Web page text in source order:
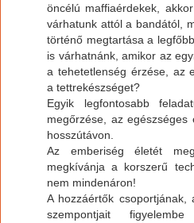
öncélú maffiaérdekek,
várhatunk attól a bandától,
történő megtartása a
is várhatnánk, amikor az
a tehetetlenség érzése, az
a tettrekészséget?
Egyik legfontosabb
megőrzése, az egészséges
hosszútávon.
Az emberiség életét
megkívánja a korszerű
nem mindenáron!
A hozzáértők
szempontjait